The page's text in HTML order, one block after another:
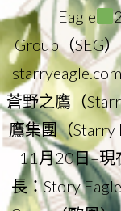
Eagle
Group（SEG）
蒼野之鷹（
鷹集團（Starry
11月20日–現
長：Story